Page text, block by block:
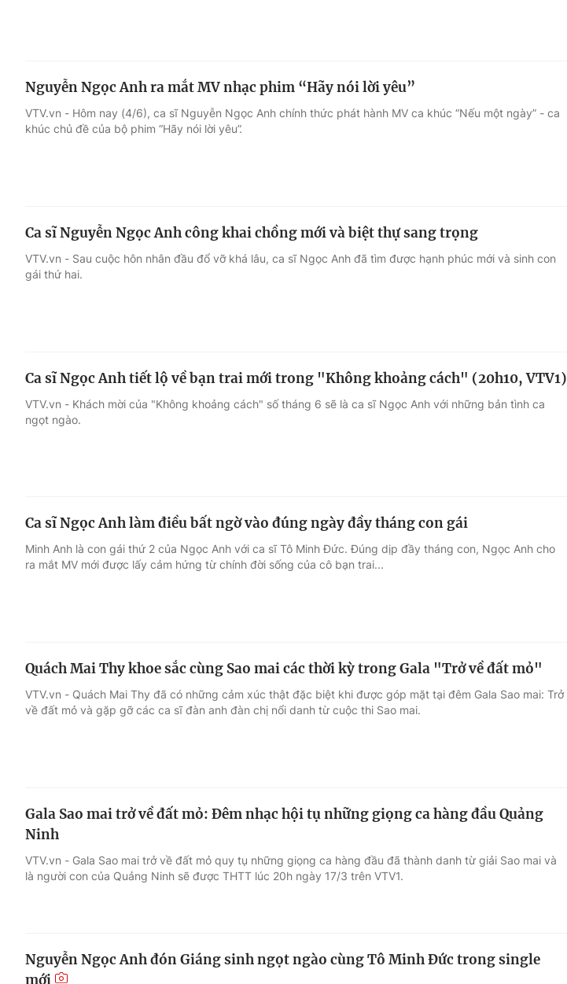
Nguyễn Ngọc Anh ra mắt MV nhạc phim “Hãy nói lời yêu”
VTV.vn - Hôm nay (4/6), ca sĩ Nguyễn Ngọc Anh chính thức phát hành MV ca khúc “Nếu một ngày” - ca
khúc chủ đề của bộ phim “Hãy nói lời yêu”.
Ca sĩ Nguyễn Ngọc Anh công khai chồng mới và biệt thự sang trọng
VTV.vn - Sau cuộc hôn nhân đầu đổ vỡ khá lâu, ca sĩ Ngọc Anh đã tìm được hạnh phúc mới và sinh con
gái thứ hai.
Ca sĩ Ngọc Anh tiết lộ về bạn trai mới trong "Không khoảng cách" (20h10, VTV1)
VTV.vn - Khách mời của "Không khoảng cách" số tháng 6 sẽ là ca sĩ Ngọc Anh với những bản tình ca
ngọt ngào.
Ca sĩ Ngọc Anh làm điều bất ngờ vào đúng ngày đầy tháng con gái
Minh Anh là con gái thứ 2 của Ngọc Anh với ca sĩ Tô Minh Đức. Đúng dịp đầy tháng con, Ngọc Anh cho
ra mắt MV mới được lấy cảm hứng từ chính đời sống của cô bạn trai...
Quách Mai Thy khoe sắc cùng Sao mai các thời kỳ trong Gala "Trở về đất mỏ"
VTV.vn - Quách Mai Thy đã có những cảm xúc thật đặc biệt khi được góp mặt tại đêm Gala Sao mai: Trở
về đất mỏ và gặp gỡ các ca sĩ đàn anh đàn chị nổi danh từ cuộc thi Sao mai.
Gala Sao mai trở về đất mỏ: Đêm nhạc hội tụ những giọng ca hàng đầu Quảng
Ninh
VTV.vn - Gala Sao mai trở về đất mỏ quy tụ những giọng ca hàng đầu đã thành danh từ giải Sao mai và
là người con của Quảng Ninh sẽ được THTT lúc 20h ngày 17/3 trên VTV1.
Nguyễn Ngọc Anh đón Giáng sinh ngọt ngào cùng Tô Minh Đức trong single
mới